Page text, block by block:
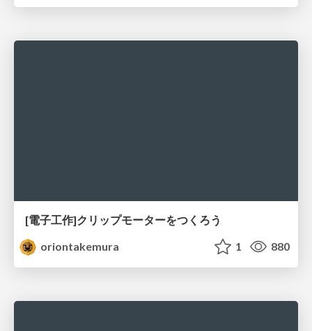
[電子工作]クリップモーターをつくろう
oriontakemura
1 880